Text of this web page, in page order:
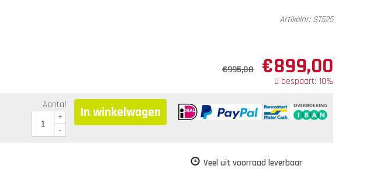
Artikelnr: ST525
€995,00 €899,00
U bespaart: 10%
Aantal
+
-
In winkelwagen
Veel uit voorraad leverbaar